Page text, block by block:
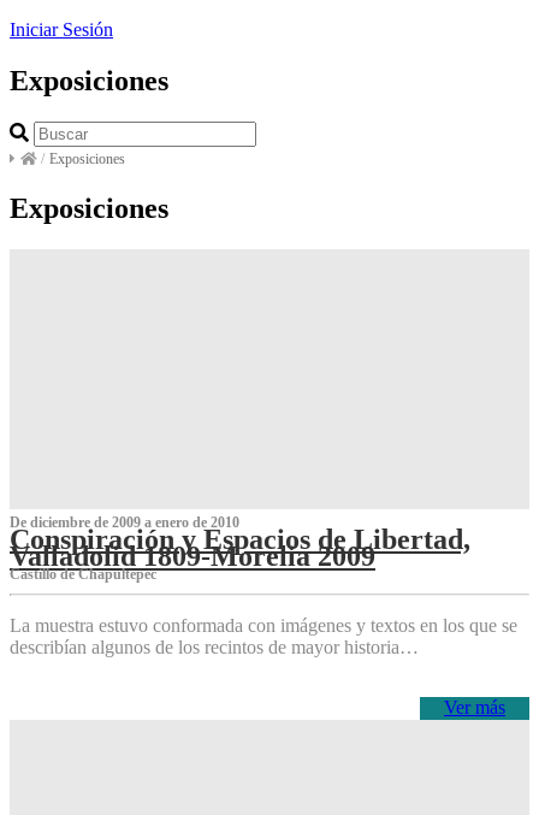
Iniciar Sesión
Exposiciones
/ Exposiciones
Exposiciones
De diciembre de 2009 a enero de 2010
Conspiración y Espacios de Libertad,
Valladolid 1809-Morelia 2009
Castillo de Chapultepec
La muestra estuvo conformada con imágenes y textos en los que se
describían algunos de los recintos de mayor historia…
Ver más